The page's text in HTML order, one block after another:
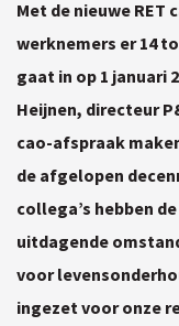
Met de nieuwe
werknemers er 14
gaat in op 1 januari
Heijnen, directeur
cao-afspraak
de afgelopen
collega’s hebben
uitdagende
voor
ingezet voor onze